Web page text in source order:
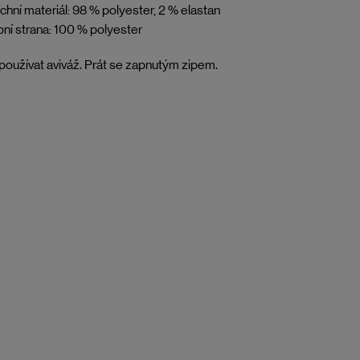
materiál: 98 % polyester, 2 % elastan
strana: 100 % polyester
aviváž. Prát se zapnutým zipem.